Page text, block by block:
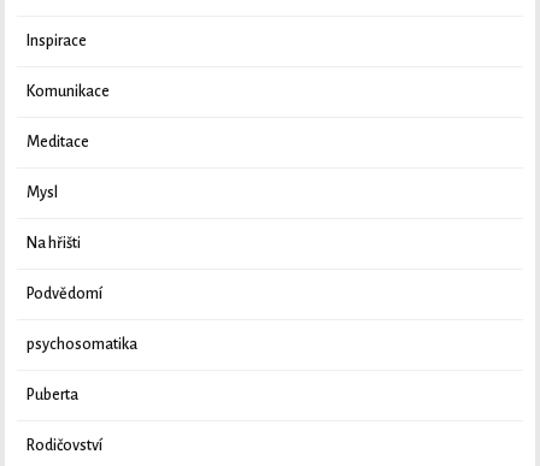
Inspirace
Komunikace
Meditace
Mysl
Na hřišti
Podvědomí
psychosomatika
Puberta
Rodičovství